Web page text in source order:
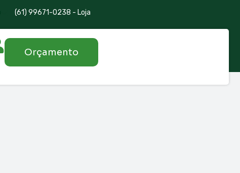
(61) 99671-0238 - Loja
Orçamento